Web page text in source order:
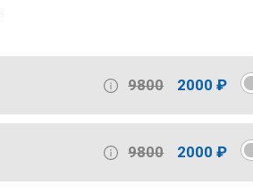
9800 2000 ₽
9800 2000 ₽